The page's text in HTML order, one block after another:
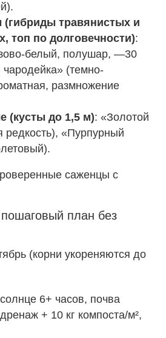
(гибриды травянистых и
топ по долговечности):
белый, полушар, —30
чародейка» (темно-
размножение
(кусты до 1,5 м): «Золотой
редкость), «Пурпурный
саженцы с
план без
(корни укореняются до
6+ часов, почва
+ 10 кг компоста/м²,